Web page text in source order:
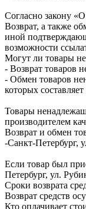
Согласно закону
Возврат, а также
иной
возможности
Могут ли товары
- Возврат товаров
- Обмен товаров
которых
Товары
производителем
Возврат и обмен
-Санкт-Петербург,
Если товар был
Петербург, ул.
Сроки возврата
Возврат средств
Кто оплачивает